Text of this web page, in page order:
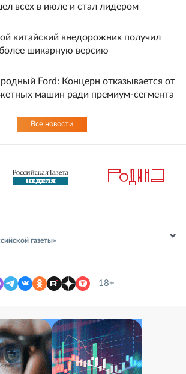
всех в июле и стал лидером
китайский внедорожник получил
шикарную версию
Ford: Концерн отказывается от
машин ради премиум-сегмента
Все новости
газеты»
18+